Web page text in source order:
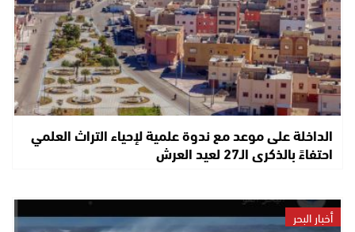
الداخلة على موعد مع ندوة علمية لإحياء التراث العلمي
احتفاءً بالذكرى الـ27 لعيد العرش
أخبار البحر